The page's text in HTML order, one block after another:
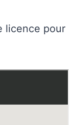
licence pour